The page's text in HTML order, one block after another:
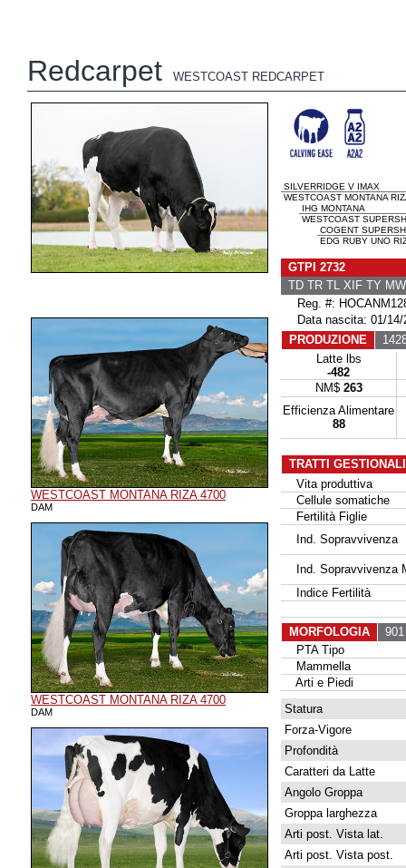
Redcarpet WESTCOAST REDCARPET
WESTCOAST MONTANA RIZA 4700
DAM
WESTCOAST MONTANA RIZA 4700
DAM
SILVERRIDGE V IMAX
WESTCOAST MONTANA
IHG MONTANA
WESTCOAST
COGENT
EDG RUBY UNO
GTPI 2732
TD TR TL XIF TY
Reg. #:
Data nascita: 01/14/
PRODUZIONE
Latte lbs
-482
NM$ 263
Efficienza Alimentare
88
TRATTI
Vita produttiva
Cellule somatiche
Fertilità Figlie
Ind. Sopravvivenza
Ind. Sopravvivenza
Indice Fertilità
MORFOLOGIA
PTA Tipo
Mammella
Arti e Piedi
Statura
Forza-Vigore
Profondità
Caratteri da Latte
Angolo Groppa
Groppa larghezza
Arti post. Vista lat.
Arti post. Vista post.